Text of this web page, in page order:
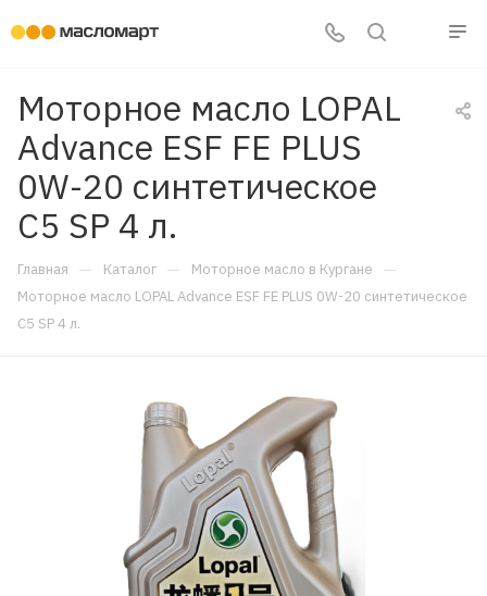
Моторное масло LOPAL
Advance ESF FE PLUS
0W-20 синтетическое
C5 SP 4 л.
Главная — Каталог — Моторное масло в Кургане —
Моторное масло LOPAL Advance ESF FE PLUS 0W-20 синтетическое
C5 SP 4 л.